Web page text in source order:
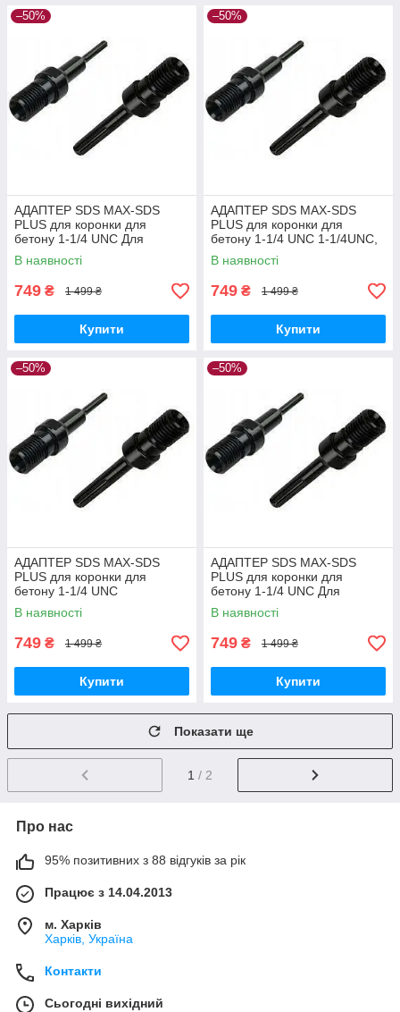
–50%
АДАПТЕР SDS MAX-SDS
PLUS для коронки для
бетону 1-1/4 UNC Для
алмазної коронки, SDS MAX-
SDS PLUS
В наявності
749 ₴ 1 499 ₴
Купити
–50%
АДАПТЕР SDS MAX-SDS
PLUS для коронки для
бетону 1-1/4 UNC 1-1/4UNC,
SDS MAX-SDS PLUS
В наявності
749 ₴ 1 499 ₴
Купити
–50%
АДАПТЕР SDS MAX-SDS
PLUS для коронки для
бетону 1-1/4 UNC
Універсальна, Переходник
SDS-Plus или SDS-Max
В наявності
749 ₴ 1 499 ₴
Купити
–50%
АДАПТЕР SDS MAX-SDS
PLUS для коронки для
бетону 1-1/4 UNC Для
алмазної коронки,
Переходник SDS-Plus или
В наявності
749 ₴ 1 499 ₴
Купити
Показати ще
1 / 2
Про нас
95% позитивних з 88 відгуків за рік
Працює з 14.04.2013
м. Харків
Харків, Україна
Контакти
Сьогодні вихідний